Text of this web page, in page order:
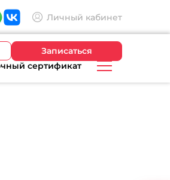
Личный кабинет
Записаться
сертификат